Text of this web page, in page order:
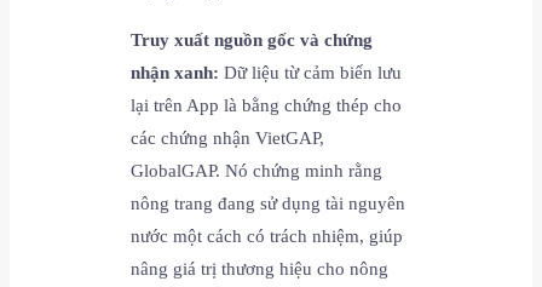
Truy xuất nguồn gốc và chứng
nhận xanh: Dữ liệu từ cảm biến lưu
lại trên App là bằng chứng thép cho
các chứng nhận VietGAP,
GlobalGAP. Nó chứng minh rằng
nông trang đang sử dụng tài nguyên
nước một cách có trách nhiệm, giúp
nâng giá trị thương hiệu cho nông